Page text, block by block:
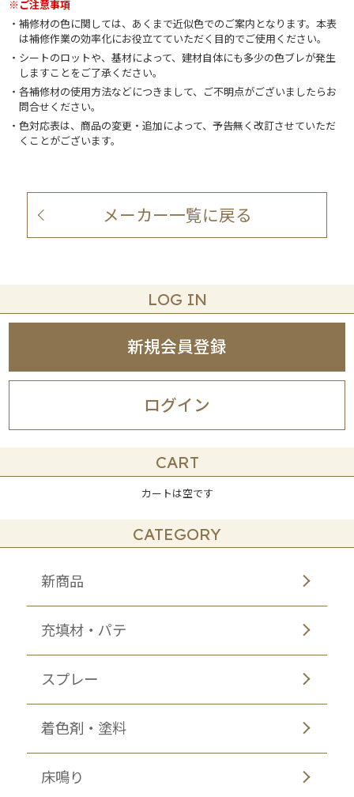
※ご注意事項
補修材の色に関しては、あくまで近似色でのご案内となります。本表
は補修作業の効率化にお役立てていただく目的でご使用ください。
シートのロットや、基材によって、建材自体にも多少の色ブレが発生
しますことをご了承ください。
各補修材の使用方法などにつきまして、ご不明点がございましたらお
問合せください。
色対応表は、商品の変更・追加によって、予告無く改訂させていただ
くことがございます。
メーカー一覧に戻る
LOG IN
ログイン
新規会員登録
CART
カートは空です
CATEGORY
新商品
充填材・パテ
スプレー
着色剤・塗料
床鳴り